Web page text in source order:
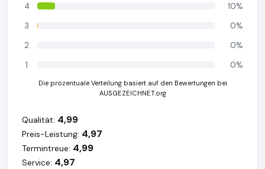
4
10%
3
0%
2
0%
1
0%
Die prozentuale Verteilung basiert auf den Bewertungen bei
AUSGEZEICHNET.org
Qualität: 4,99
Preis-Leistung: 4,97
Termintreue: 4,99
Service: 4,97